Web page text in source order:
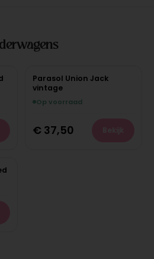
Parasol Union Jack
vintage
Op voorraad
€ 37,50